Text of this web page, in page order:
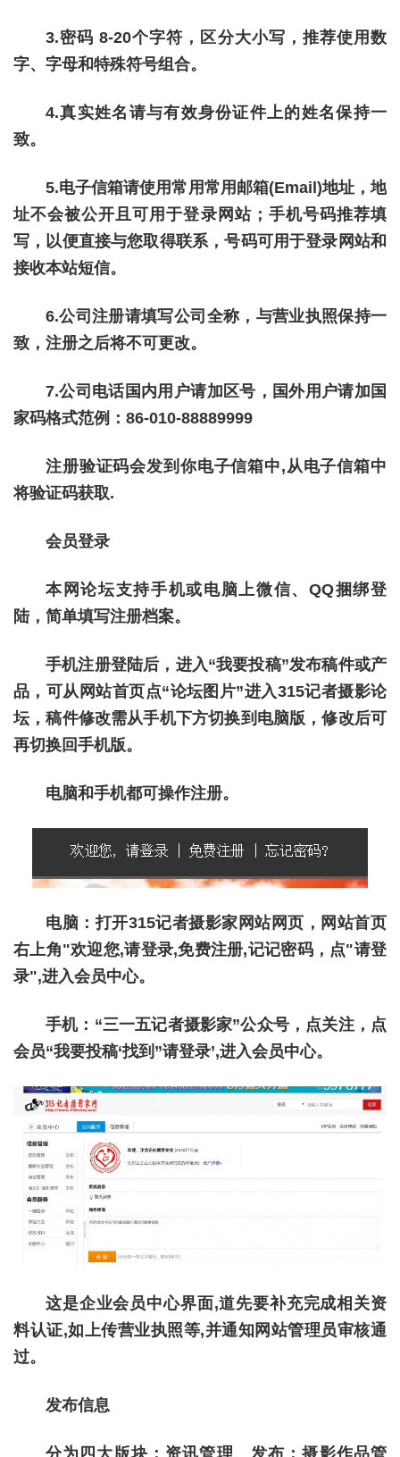
3.密码 8-20个字符，区分大小写，推荐使用数
字、字母和特殊符号组合。
4.真实姓名请与有效身份证件上的姓名保持一
致。
5.电子信箱请使用常用常用邮箱(Email)地址，地
址不会被公开且可用于登录网站；手机号码推荐填
写，以便直接与您取得联系，号码可用于登录网站和
接收本站短信。
6.公司注册请填写公司全称，与营业执照保持一
致，注册之后将不可更改。
7.公司电话国内用户请加区号，国外用户请加国
家码格式范例：86-010-88889999
注册验证码会发到你电子信箱中,从电子信箱中
将验证码获取.
会员登录
本网论坛支持手机或电脑上微信、QQ捆绑登
陆，简单填写注册档案。
手机注册登陆后，进入“我要投稿”发布稿件或产
品，可从网站首页点“论坛图片”进入315记者摄影论
坛，稿件修改需从手机下方切换到电脑版，修改后可
再切换回手机版。
电脑和手机都可操作注册。
电脑：打开315记者摄影家网站网页，网站首页
右上角"欢迎您,请登录,免费注册,记记密码，点"请登
录",进入会员中心。
手机：“三一五记者摄影家”公众号，点关注，点
会员“我要投稿‘找到”请登录’,进入会员中心。
这是企业会员中心界面,道先要补充完成相关资
料认证,如上传营业执照等,并通知网站管理员审核通
过。
发布信息